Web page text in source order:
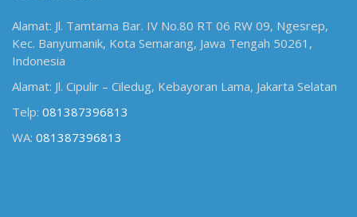
Alamat: Jl. Tamtama Bar. IV No.80 RT 06 RW 09, Ngesrep,
Kec. Banyumanik, Kota Semarang, Jawa Tengah 50261,
Indonesia
Alamat: Jl. Cipulir – Ciledug, Kebayoran Lama, Jakarta Selatan
Telp: 081387396813
WA: 081387396813